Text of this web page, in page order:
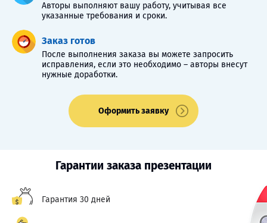
Авторы выполняют вашу работу, учитывая все
указанные требования и сроки.
Заказ готов
После выполнения заказа вы можете запросить
исправления, если это необходимо – авторы внесут
нужные доработки.
Оформить заявку
Гарантии заказа презентации
Гарантия 30 дней